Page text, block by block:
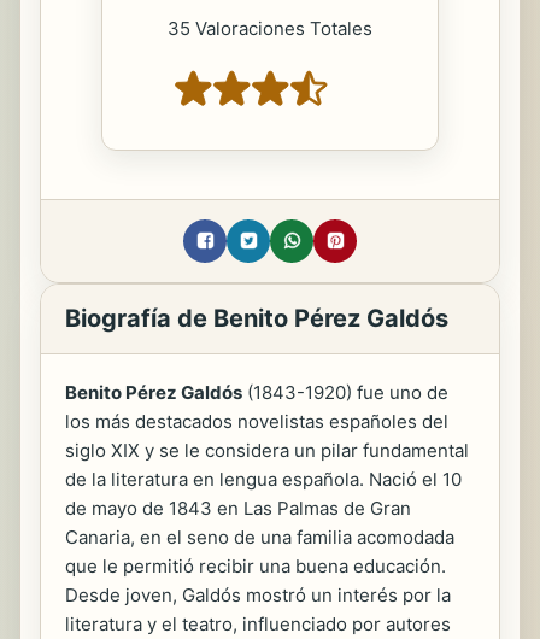
35 Valoraciones Totales
Biografía de Benito Pérez Galdós
Benito Pérez Galdós (1843-1920) fue uno de
los más destacados novelistas españoles del
siglo XIX y se le considera un pilar fundamental
de la literatura en lengua española. Nació el 10
de mayo de 1843 en Las Palmas de Gran
Canaria, en el seno de una familia acomodada
que le permitió recibir una buena educación.
Desde joven, Galdós mostró un interés por la
literatura y el teatro, influenciado por autores